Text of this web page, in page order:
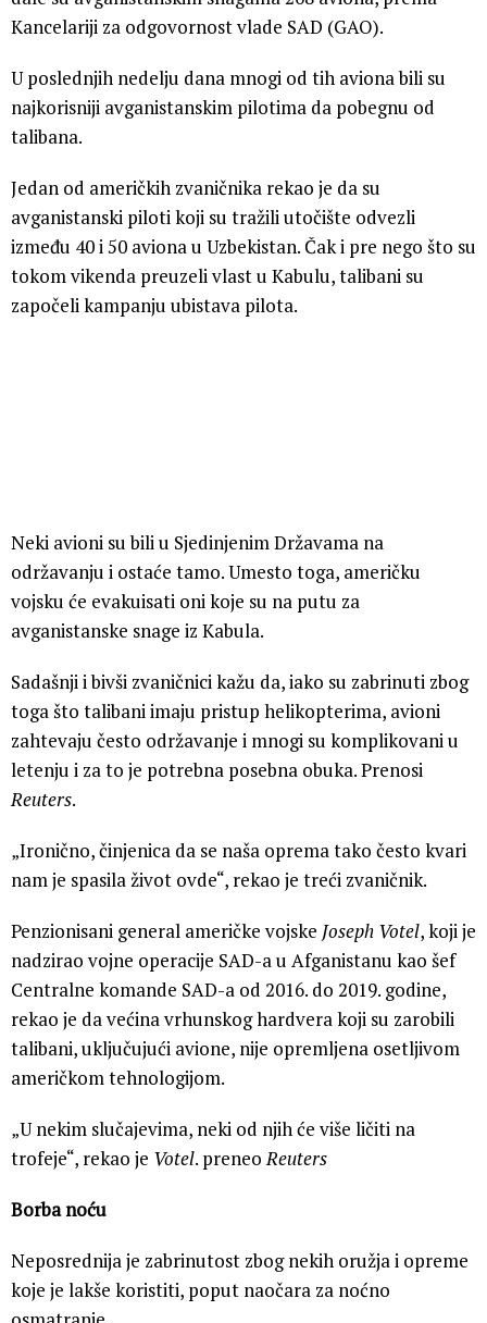
Kancelariji za odgovornost vlade SAD (GAO).
U poslednjih nedelju dana mnogi od tih aviona bili su
najkorisniji avganistanskim pilotima da pobegnu od
talibana.
Jedan od američkih zvaničnika rekao je da su
avganistanski piloti koji su tražili utočište odvezli
između 40 i 50 aviona u Uzbekistan. Čak i pre nego što su
tokom vikenda preuzeli vlast u Kabulu, talibani su
započeli kampanju ubistava pilota.
Neki avioni su bili u Sjedinjenim Državama na
vojsku će evakuisati oni koje su na putu za
avganistanske snage iz Kabula.
Sadašnji i bivši zvaničnici kažu da, iako su zabrinuti zbog
toga što talibani imaju pristup helikopterima, avioni
letenju i za to je potrebna posebna obuka. Prenosi
Reuters .
„Ironično, činjenica da se naša oprema tako često kvari
nam je spasila život ovde“, rekao je treći zvaničnik.
Penzionisani general američke vojskeJoseph Votel, koji je
nadzirao vojne operacije SAD-a u Afganistanu kao šef
Centralne komande SAD-a od 2016. do 2019. godine,
talibani, uključujući avione, nije opremljena osetljivom
američkom tehnologijom.
„U nekim slučajevima, neki od njih će više ličiti na
Borba noću